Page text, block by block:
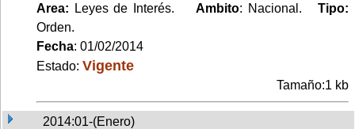
Area: Leyes de Interés.Ambito: Nacional.Tipo:
Orden.
Fecha: 01/02/2014
Estado: Vigente
Tamaño:1 kb
2014:01-(Enero)